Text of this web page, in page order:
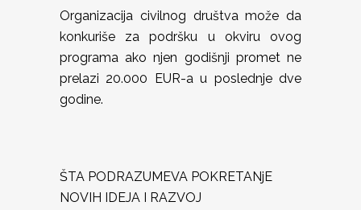
Organizacija civilnog društva može da
konkuriše za podršku u okviru ovog
programa ako njen godišnji promet ne
prelazi 20.000 EUR-a u poslednje dve
godine.
ŠTA PODRAZUMEVA POKRETANjE
NOVIH IDEJA I RAZVOJ